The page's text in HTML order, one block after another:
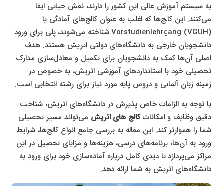
به سیستم آموزش عالی این کشور را دارند، نقش حیاتی ایفا
می‌کنند. این کالج‌ها که اغلب به عنوان کالج‌های آمادگی یا
Vorstudienlehrgang (VGUH) شناخته می‌شوند، پلی برای ورود
دانشجویان خارجی به دانشگاه‌های دولتی اتریش هستند. هدف
اصلی آن‌ها کمک به دانشجویان برای تکمیل و معادل‌سازی مدارک
تحصیلی خود با استانداردهای آموزشی اتریش، به خصوص در
زمینه زبان آلمانی و دروس پایه مورد نیاز برای رشته انتخابی است.
با توجه به الزامات خاص پذیرش در دانشگاه‌های اتریش، شناخت
دقیق وظایف و امکاناتکالج‌ های اتریش می‌تواند مسیر تحصیلی
شما را هموارتر کند. این مقاله به بررسی جامع انواع کالج‌ها، شرایط
ورود به آن‌ها، برنامه‌های درسی، هزینه‌ها و مزایای تحصیل در این
مراکز می‌پردازد تا دیدی کامل درباره آماده‌سازی خود برای ورود به
دانشگاه‌های اتریش به شما ارائه دهد.